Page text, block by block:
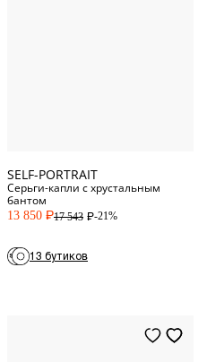
SELF-PORTRAIT
Серьги-капли с хрустальным
бантом
13 850 P17 543 P-21%
13 бутиков